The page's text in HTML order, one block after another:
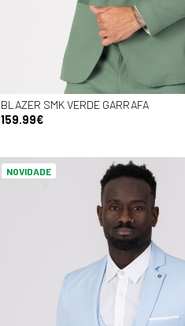
BLAZER SMK VERDE GARRAFA
159.99€
NOVIDADE